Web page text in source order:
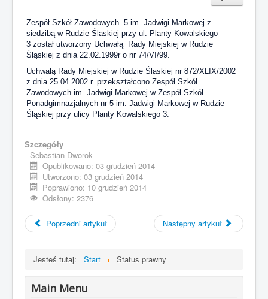
Zespół Szkół Zawodowych 5 im. Jadwigi Markowej z
siedzibą w Rudzie Ślaskiej przy ul. Planty Kowalskiego
3 został utworzony Uchwałą Rady Miejskiej w Rudzie
Śląskiej z dnia 22.02.1999r o nr 74/VI/99.
Uchwałą Rady Miejskiej w Rudzie Śląskiej nr 872/XLIX/2002
z dnia 25.04.2002 r. przekształcono Zespół Szkół
Zawodowych im. Jadwigi Markowej w Zespół Szkół
Ponadgimnazjalnych nr 5 im. Jadwigi Markowej w Rudzie
Śląskiej przy ulicy Planty Kowalskiego 3.
Szczegóły
Sebastian Dworok
Opublikowano: 03 grudzień 2014
Utworzono: 03 grudzień 2014
Poprawiono: 10 grudzień 2014
Odsłony: 2376
Poprzedni artykuł Następny artykuł
Jesteś tutaj: Start Status prawny
Main Menu